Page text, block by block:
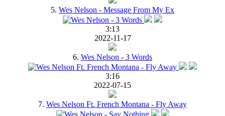
5. Wes Nelson - Message From My Ex
3:13
2022-11-17
6. Wes Nelson - 3 Words
3:16
2022-07-15
7. Wes Nelson Ft. French Montana - Fly Away